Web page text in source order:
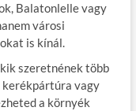
Balatonlelle vagy
városi
is kínál.
szeretnének több
vagy
a környék